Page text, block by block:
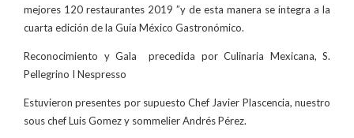
mejores 120 restaurantes 2019 ”y de esta manera se integra a la
cuarta edición de la Guía México Gastronómico.
Reconocimiento y Gala precedida por Culinaria Mexicana, S.
Pellegrino I Nespresso
Estuvieron presentes por supuesto Chef Javier Plascencia, nuestro
sous chef Luis Gomez y sommelier Andrés Pérez.